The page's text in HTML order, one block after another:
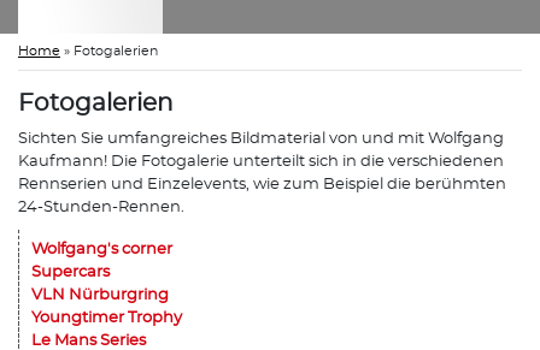
Home » Fotogalerien
Fotogalerien
Sichten Sie umfangreiches Bildmaterial von und mit Wolfgang
Kaufmann! Die Fotogalerie unterteilt sich in die verschiedenen
Rennserien und Einzelevents, wie zum Beispiel die berühmten
24-Stunden-Rennen.
Wolfgang's corner
Supercars
VLN Nürburgring
Youngtimer Trophy
Le Mans Series